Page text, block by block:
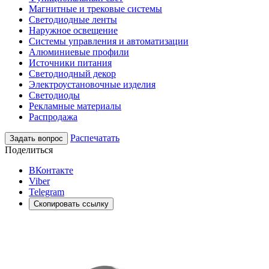
Магнитные и трековые системы
Светодиодные ленты
Наружное освещение
Системы управления и автоматизации
Алюминиевые профили
Источники питания
Светодиодный декор
Электроустановочные изделия
Светодиоды
Рекламные материалы
Распродажа
Задать вопрос
Распечатать
Поделиться
ВКонтакте
Viber
Telegram
Скопировать ссылку